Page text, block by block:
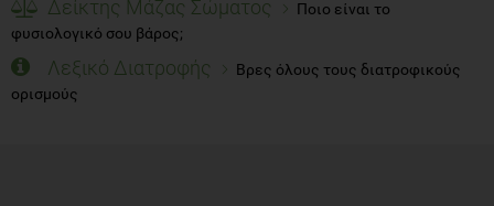
Δείκτης Μάζας Σώματος
Ποιο είναι το
φυσιολογικό σου βάρος;
Λεξικό Διατροφής
Βρες όλους τους διατροφικούς
ορισμούς